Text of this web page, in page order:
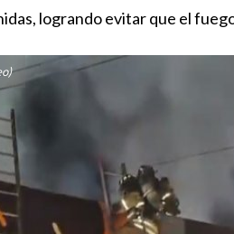
logrando evitar que el